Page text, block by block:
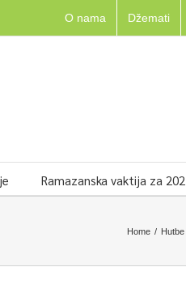
O nama Džemati
Ramazanska vaktija za
Home / Hutbe